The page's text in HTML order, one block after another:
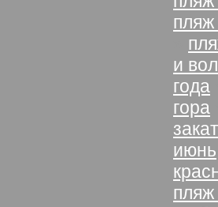
пляж
и
года
гора
закат
июнь